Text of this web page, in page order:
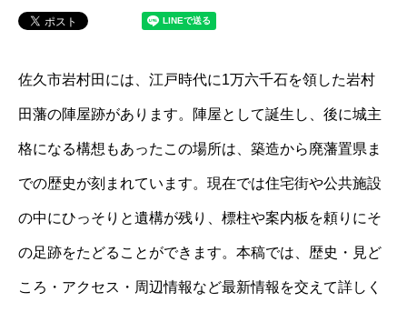
佐久市岩村田には、江戸時代に1万六千石を領した岩村
田藩の陣屋跡があります。陣屋として誕生し、後に城主
格になる構想もあったこの場所は、築造から廃藩置県ま
での歴史が刻まれています。現在では住宅街や公共施設
の中にひっそりと遺構が残り、標柱や案内板を頼りにそ
の足跡をたどることができます。本稿では、歴史・見ど
ころ・アクセス・周辺情報など最新情報を交えて詳しく